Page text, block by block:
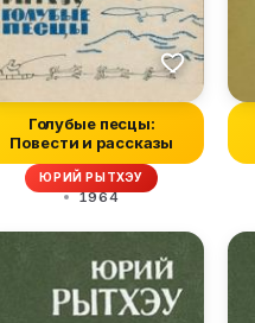
Голубые песцы:
Повести и рассказы
ЮРИЙ РЫТХЭУ
1964